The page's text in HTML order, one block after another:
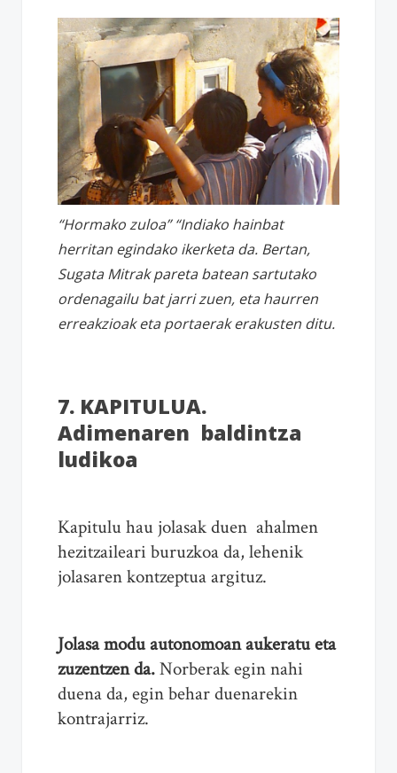
“Hormako zuloa” “Indiako hainbat
herritan egindako ikerketa da. Bertan,
Sugata Mitrak pareta batean sartutako
ordenagailu bat jarri zuen, eta haurren
erreakzioak eta portaerak erakusten ditu.
7. KAPITULUA.
Adimenaren baldintza
ludikoa
Kapitulu hau jolasak duen ahalmen
hezitzaileari buruzkoa da, lehenik
jolasaren kontzeptua argituz.
Jolasa modu autonomoan aukeratu eta
zuzentzen da.Norberak egin nahi
duena da, egin behar duenarekin
kontrajarriz.